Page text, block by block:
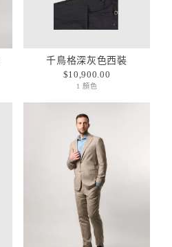
千鳥格深灰色西裝
$10,900.00
1 顏色